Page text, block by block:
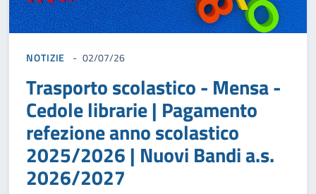
NOTIZIE 02/07/26
Trasporto scolastico - Mensa -
Cedole librarie | Pagamento
refezione anno scolastico
2025/2026 | Nuovi Bandi a.s.
2026/2027